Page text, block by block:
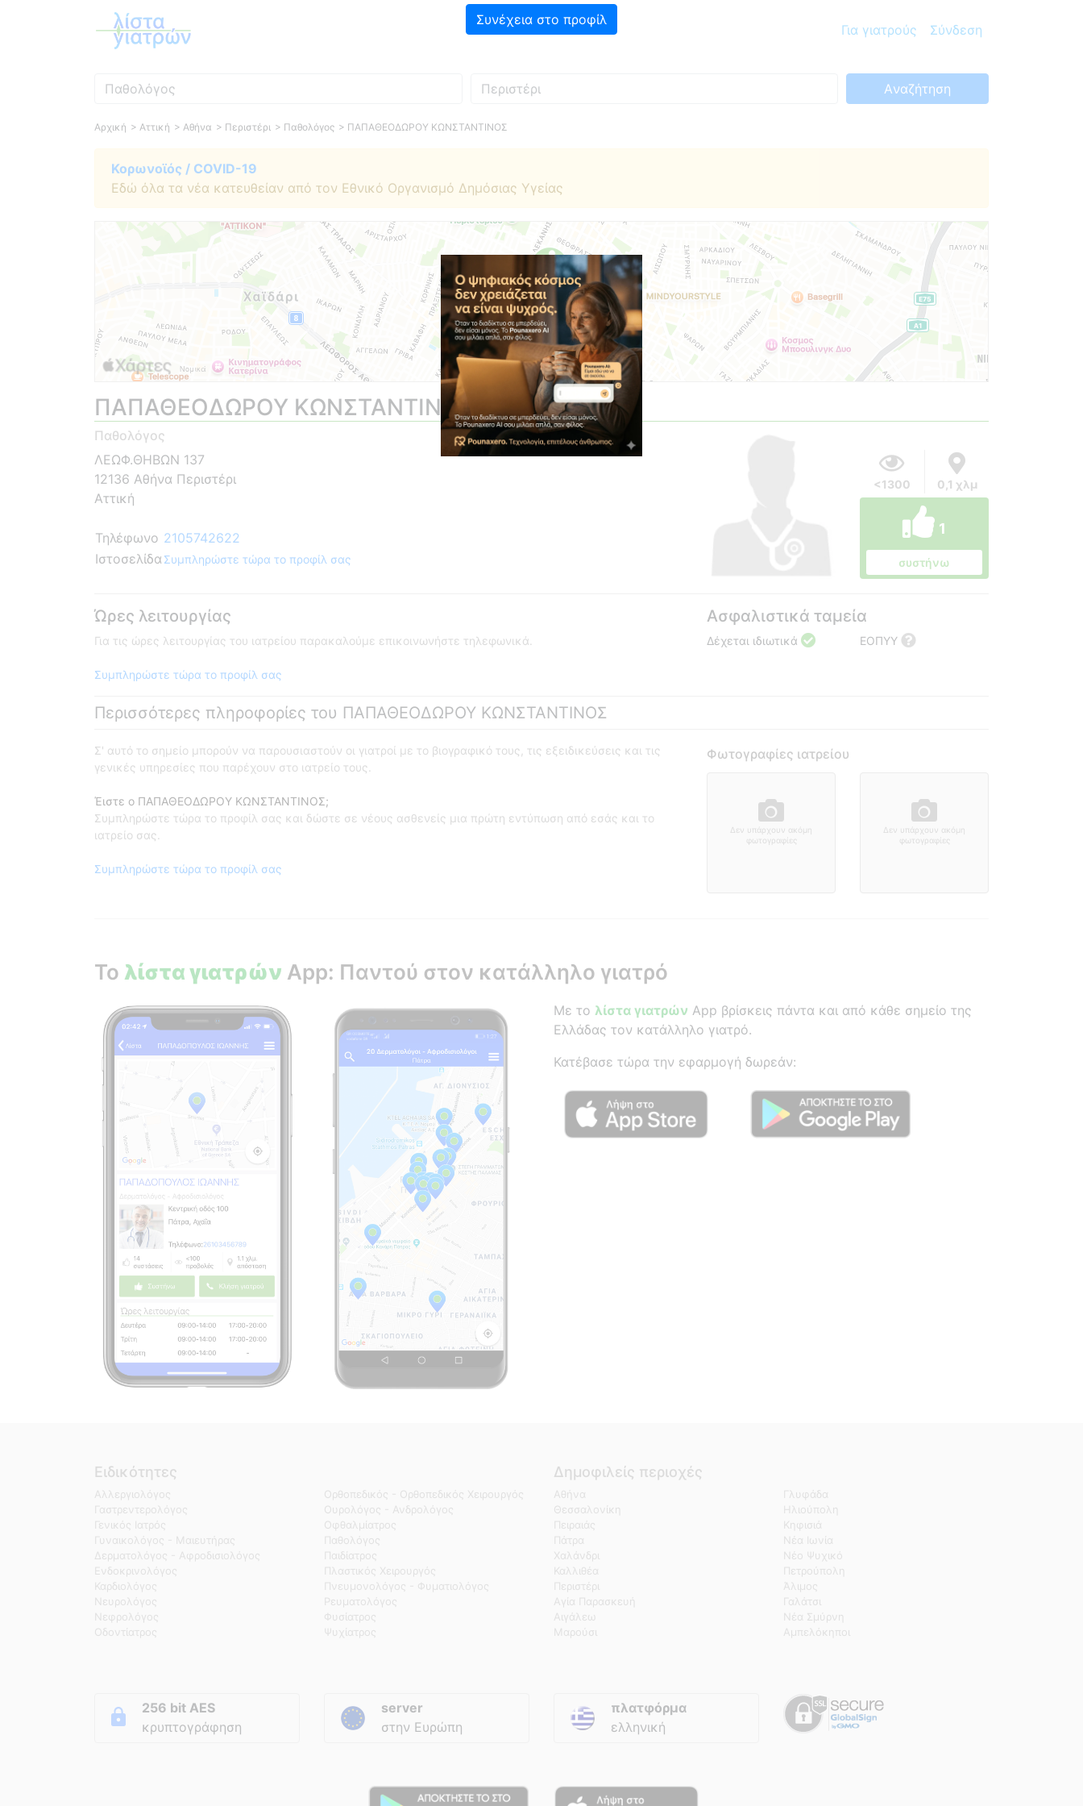
Για γιατρούς Σύνδεση
Συνέχεια στο προφίλ
Ειδικότητα Πού Aναζήτηση
Αρχική > Αττική > Αθήνα > Περιστέρι > Παθολόγος > ΠΑΠΑΘΕΟΔΩΡΟΥ ΚΩΝΣΤΑΝΤΙΝΟΣ
Κορωνοϊός / COVID-19
Εδώ όλα τα νέα κατευθείαν από τον Εθνικό Οργανισμό Δημόσιας Υγείας
ΠΑΠΑΘΕΟΔΩΡΟΥ ΚΩΝΣΤΑΝΤΙΝΟΣ
Παθολόγος
ΛΕΩΦ.ΘΗΒΩΝ 137
12136 Αθήνα Περιστέρι
Αττική
Τηλέφωνο 2105742622
Ιστοσελίδα Συμπληρώστε τώρα το προφίλ σας
<1300 0,1 χλμ
1
συστήνω
Ώρες λειτουργίας
Για τις ώρες λειτουργίας του ιατρείου παρακαλούμε επικοινωνήστε τηλεφωνικά.
Συμπληρώστε τώρα το προφίλ σας
Ασφαλιστικά ταμεία
Δέχεται ιδιωτικά ΕΟΠΥΥ
Περισσότερες πληροφορίες του ΠΑΠΑΘΕΟΔΩΡΟΥ ΚΩΝΣΤΑΝΤΙΝΟΣ
Σ' αυτό το σημείο μπορούν να παρουσιαστούν οι γιατροί με το βιογραφικό τους, τις εξειδικεύσεις και τις
γενικές υπηρεσίες που παρέχουν στο ιατρείο τους.
Έιστε ο ΠΑΠΑΘΕΟΔΩΡΟΥ ΚΩΝΣΤΑΝΤΙΝΟΣ;
Συμπληρώστε τώρα το προφίλ σας και δώστε σε νέους ασθενείς μια πρώτη εντύπωση από εσάς και το
ιατρείο σας.
Συμπληρώστε τώρα το προφίλ σας
Φωτογραφίες ιατρείου
Δεν υπάρχουν ακόμη
φωτογραφίες
Δεν υπάρχουν ακόμη
φωτογραφίες
Το λίστα γιατρών App: Παντού στον κατάλληλο γιατρό
Με το λίστα γιατρών App βρίσκεις πάντα και από κάθε σημείο της
Ελλάδας τον κατάλληλο γιατρό.
Κατέβασε τώρα την εφαρμογή δωρεάν:
Ειδικότητες
Αλλεργιολόγος
Γαστρεντερολόγος
Γενικός Ιατρός
Γυναικολόγος - Μαιευτήρας
Δερματολόγος - Αφροδισιολόγος
Ενδοκρινολόγος
Καρδιολόγος
Νευρολόγος
Νεφρολόγος
Οδοντίατρος
Ορθοπεδικός - Ορθοπεδικός Χειρουργός
Ουρολόγος - Ανδρολόγος
Οφθαλμίατρος
Παθολόγος
Παιδίατρος
Πλαστικός Χειρουργός
Πνευμονολόγος - Φυματιολόγος
Ρευματολόγος
Φυσίατρος
Ψυχίατρος
Δημοφιλείς περιοχές
Αθήνα
Θεσσαλονίκη
Πειραιάς
Πάτρα
Χαλάνδρι
Καλλιθέα
Περιστέρι
Αγία Παρασκευή
Αιγάλεω
Μαρούσι
Γλυφάδα
Ηλιούπολη
Κηφισιά
Νέα Ιωνία
Νέο Ψυχικό
Πετρούπολη
Άλιμος
Γαλάτσι
Νέα Σμύρνη
Αμπελόκηποι
256 bit AES
κρυπτογράφηση
server
στην Ευρώπη
πλατφόρμα
ελληνική